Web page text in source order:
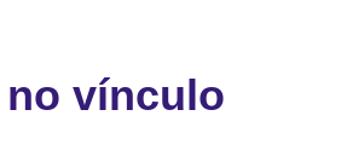
no vínculo